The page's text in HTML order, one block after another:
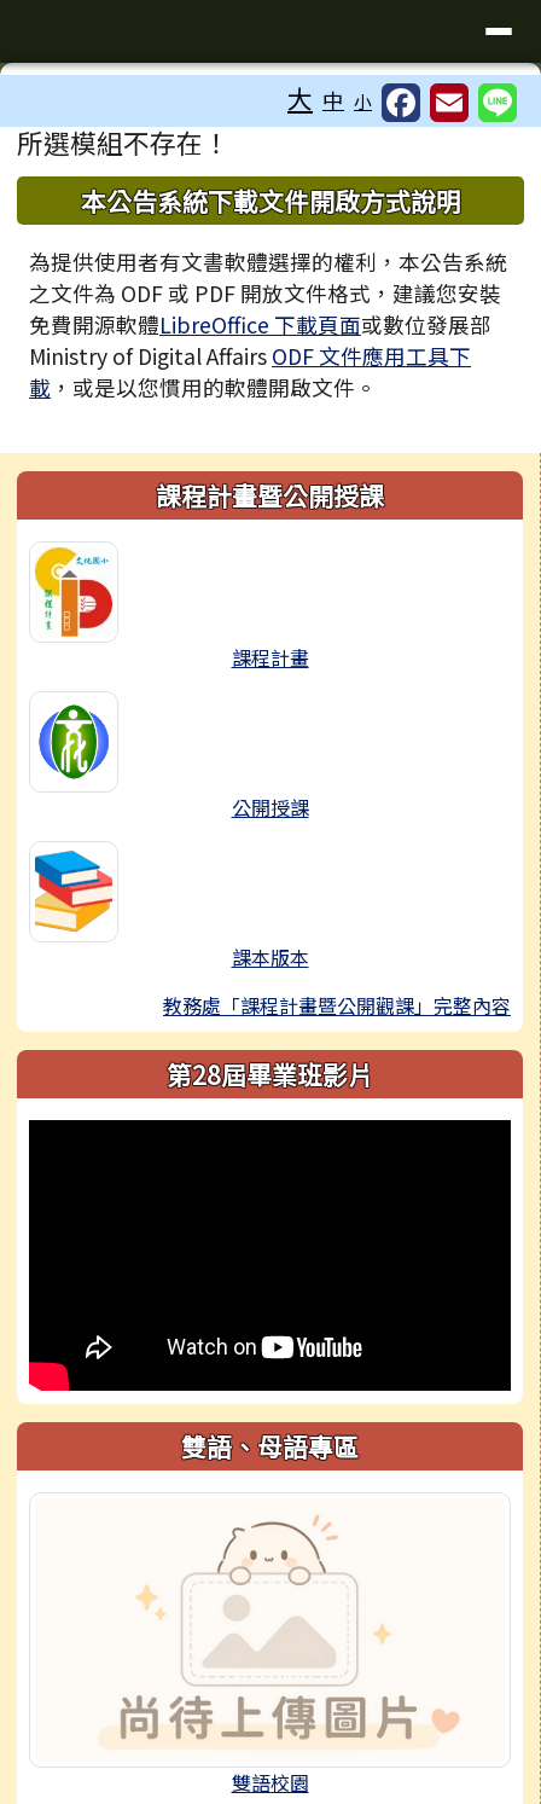
臺南市歸仁區文化國小全球資訊站
⏸
大 中 小
主內容區域
所選模組不存在！
下中區域內容
本公告系統下載文件開啟方式說明
為提供使用者有文書軟體選擇的權利，本公告系統
之文件為 ODF 或 PDF 開放文件格式，建議您安裝
免費開源軟體LibreOffice 下載頁面或數位發展部
Ministry of Digital Affairs ODF 文件應用工具下
載 ，或是以您慣用的軟體開啟文件。
左邊區域內容課程計畫暨公開授課
課程計畫
公開授課
課本版本
教務處「課程計畫暨公開觀課」完整內容
第28屆畢業班影片
雙語、母語專區
雙語校園
頁尾區域